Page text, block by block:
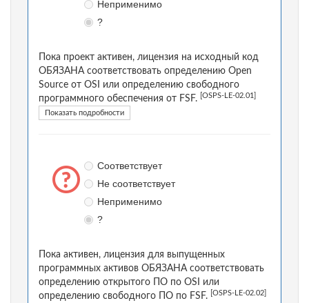
Неприменимо
?
Пока проект активен, лицензия на исходный код
ОБЯЗАНА соответствовать определению Open
Source от OSI или определению свободного
программного обеспечения от FSF.
[OSPS-LE-02.01]
Показать подробности
Соответствует
Не соответствует
Неприменимо
?
Пока активен, лицензия для выпущенных
программных активов ОБЯЗАНА соответствовать
определению открытого ПО по OSI или
определению свободного ПО по FSF.
[OSPS-LE-02.02]